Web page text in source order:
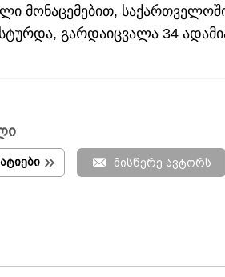
მონაცემებით,
გარდაიცვალა 34
მისწერე ავტორს